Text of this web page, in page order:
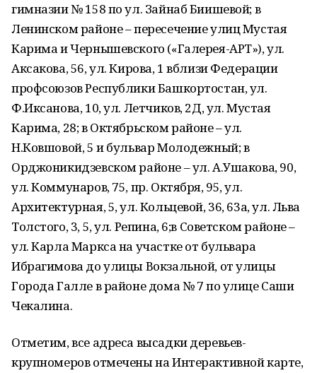
гимназии № 158 по ул. Зайнаб Биишевой; в
Ленинском районе – пересечение улиц Мустая
Карима и Чернышевского («Галерея-АРТ»), ул.
Аксакова, 56, ул. Кирова, 1 вблизи Федерации
профсоюзов Республики Башкортостан, ул.
Ф.Иксанова, 10, ул. Летчиков, 2Д, ул. Мустая
Карима, 28; в Октябрьском районе – ул.
Н.Ковшовой, 5 и бульвар Молодежный; в
Орджоникидзевском районе – ул. А.Ушакова, 90,
ул. Коммунаров, 75, пр. Октября, 95, ул.
Архитектурная, 5, ул. Кольцевой, 36, 63а, ул. Льва
Толстого, 3, 5, ул. Репина, 6;в Советском районе –
ул. Карла Маркса на участке от бульвара
Ибрагимова до улицы Вокзальной, от улицы
Города Галле в районе дома № 7 по улице Саши
Чекалина.
Отметим, все адреса высадки деревьев-
крупномеров отмечены на Интерактивной карте,